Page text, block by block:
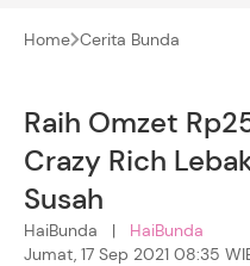
Home Cerita Bunda
Raih Omzet
Crazy Rich
Susah
HaiBunda | HaiBunda
Jumat, 17 Sep 2021 08:35